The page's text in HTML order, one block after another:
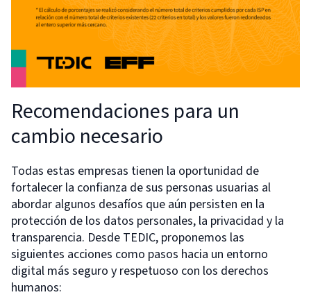
Recomendaciones para un
cambio necesario
Todas estas empresas tienen la oportunidad de
fortalecer la confianza de sus personas usuarias al
abordar algunos desafíos que aún persisten en la
protección de los datos personales, la privacidad y la
transparencia. Desde TEDIC, proponemos las
siguientes acciones como pasos hacia un entorno
digital más seguro y respetuoso con los derechos
humanos: